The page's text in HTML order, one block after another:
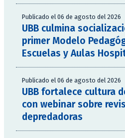
Publicado el 06 de agosto del 2026
UBB culmina
primer Modelo
Escuelas y Aulas
Publicado el 06 de agosto del 2026
UBB fortalece cultura
con webinar sobre
depredadoras